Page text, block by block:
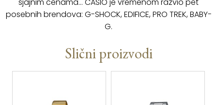
posebnih brendova: G-SHOCK, EDIFICE, PRO TREK, BABY-
G.
Slični proizvodi